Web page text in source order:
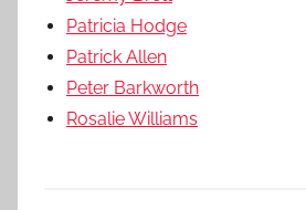
Patricia Hodge
Patrick Allen
Peter Barkworth
Rosalie Williams